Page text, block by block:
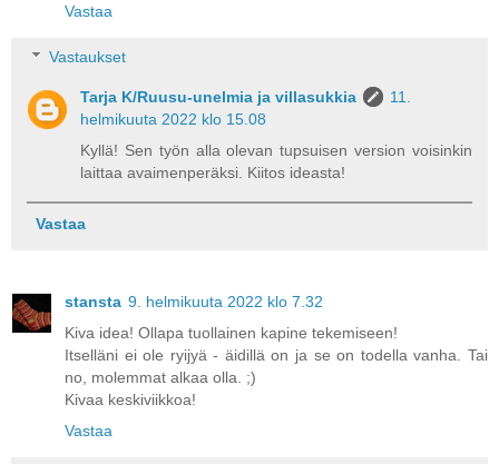
Vastaa
Vastaukset
Tarja K/Ruusu-unelmia ja villasukkia
11.
helmikuuta 2022 klo 15.08
Kyllä! Sen työn alla olevan tupsuisen version voisinkin
laittaa avaimenperäksi. Kiitos ideasta!
Vastaa
stansta 9. helmikuuta 2022 klo 7.32
Kiva idea! Ollapa tuollainen kapine tekemiseen!
Itselläni ei ole ryijyä - äidillä on ja se on todella vanha. Tai
no, molemmat alkaa olla. ;)
Kivaa keskiviikkoa!
Vastaa